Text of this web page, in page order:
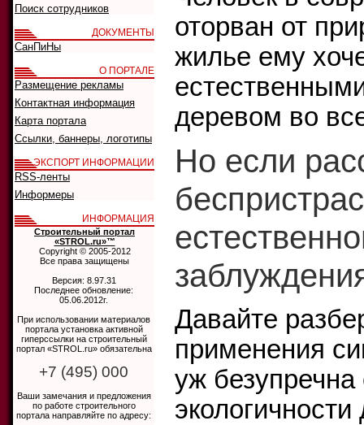
оторван от
жилье ему
деревом во
Но если
Давайте
применения
уж безупречна
Поиск сотрудников
ДОКУМЕНТЫ
СанПиНы
О ПОРТАЛЕ
Размещение рекламы
Контактная информация
Карта портала
Ссылки, баннеры, логотипы
ЭКСПОРТ ИНФОРМАЦИИ
RSS-ленты
Информеры
ИНФОРМАЦИЯ
Строительный портал
«STROL.ru»™
Copyright © 2005-2012
Все права защищены
Версия: 8.97.31
Последнее обновление:
05.06.2012г.
При использовании материалов
портала установка активной
гиперссылки на строительный
портал «STROL.ru» обязательна
+7 (495) 000
Ваши замечания и предложения
по работе строительного
портала направляйте по адресу: